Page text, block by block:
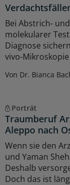
Bei Abstrich-
molekularer
Diagnose
vivo-
Von Dr. Bianca
Porträt
Traumberuf
Aleppo nach
Wenn sie den
und Yaman
Deshalb
Doch das ist